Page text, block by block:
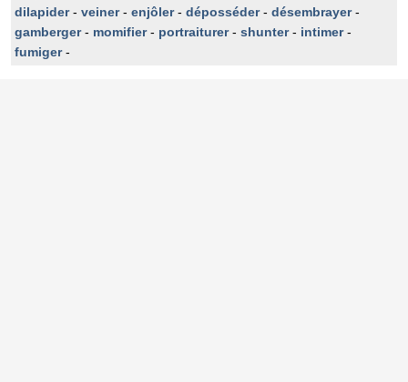
dilapider- veiner- enjôler- déposséder- désembrayer-
gamberger- momifier- portraiturer- shunter- intimer-
fumiger-